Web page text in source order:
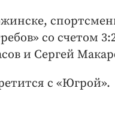
со счетом
и Сергей
с «Югрой».